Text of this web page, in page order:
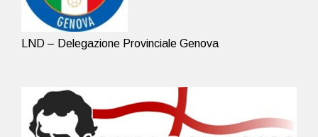
LND – Delegazione Provinciale Genova